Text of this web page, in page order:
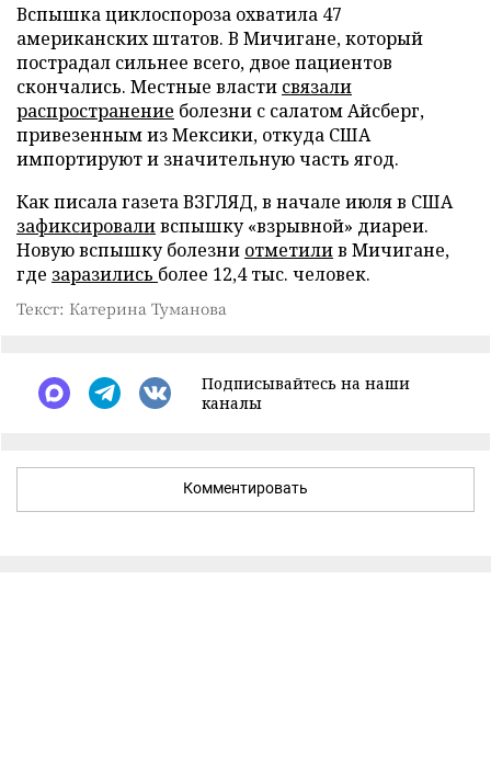
Вспышка циклоспороза охватила 47
американских штатов. В Мичигане, который
пострадал сильнее всего, двое пациентов
скончались. Местные власти связали
распространение болезни с салатом Айсберг,
привезенным из Мексики, откуда США
импортируют и значительную часть ягод.
Как писала газета ВЗГЛЯД, в начале июля в США
зафиксироваливспышку «взрывной» диареи.
Новую вспышку болезни отметилив Мичигане,
где заразились более 12,4 тыс. человек.
Текст: Катерина Туманова
Подписывайтесь на наши
каналы
Комментировать